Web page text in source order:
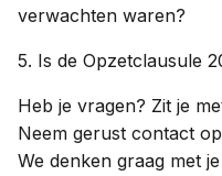
verwachten waren?
5. Is de Opzetclausule
Heb je vragen? Zit je
Neem gerust contact
We denken graag met